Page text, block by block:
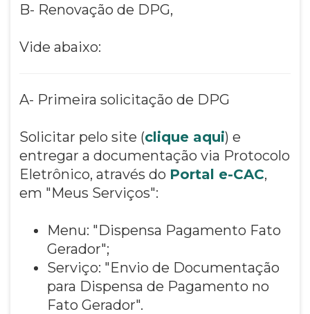
B- Renovação de DPG,
Vide abaixo:
A- Primeira solicitação de DPG
Solicitar pelo site (clique aqui) e
entregar a documentação via Protocolo
Eletrônico, através do Portal e-CAC,
em "Meus Serviços":
Menu: "Dispensa Pagamento Fato
Gerador";
Serviço: "Envio de Documentação
para Dispensa de Pagamento no
Fato Gerador".